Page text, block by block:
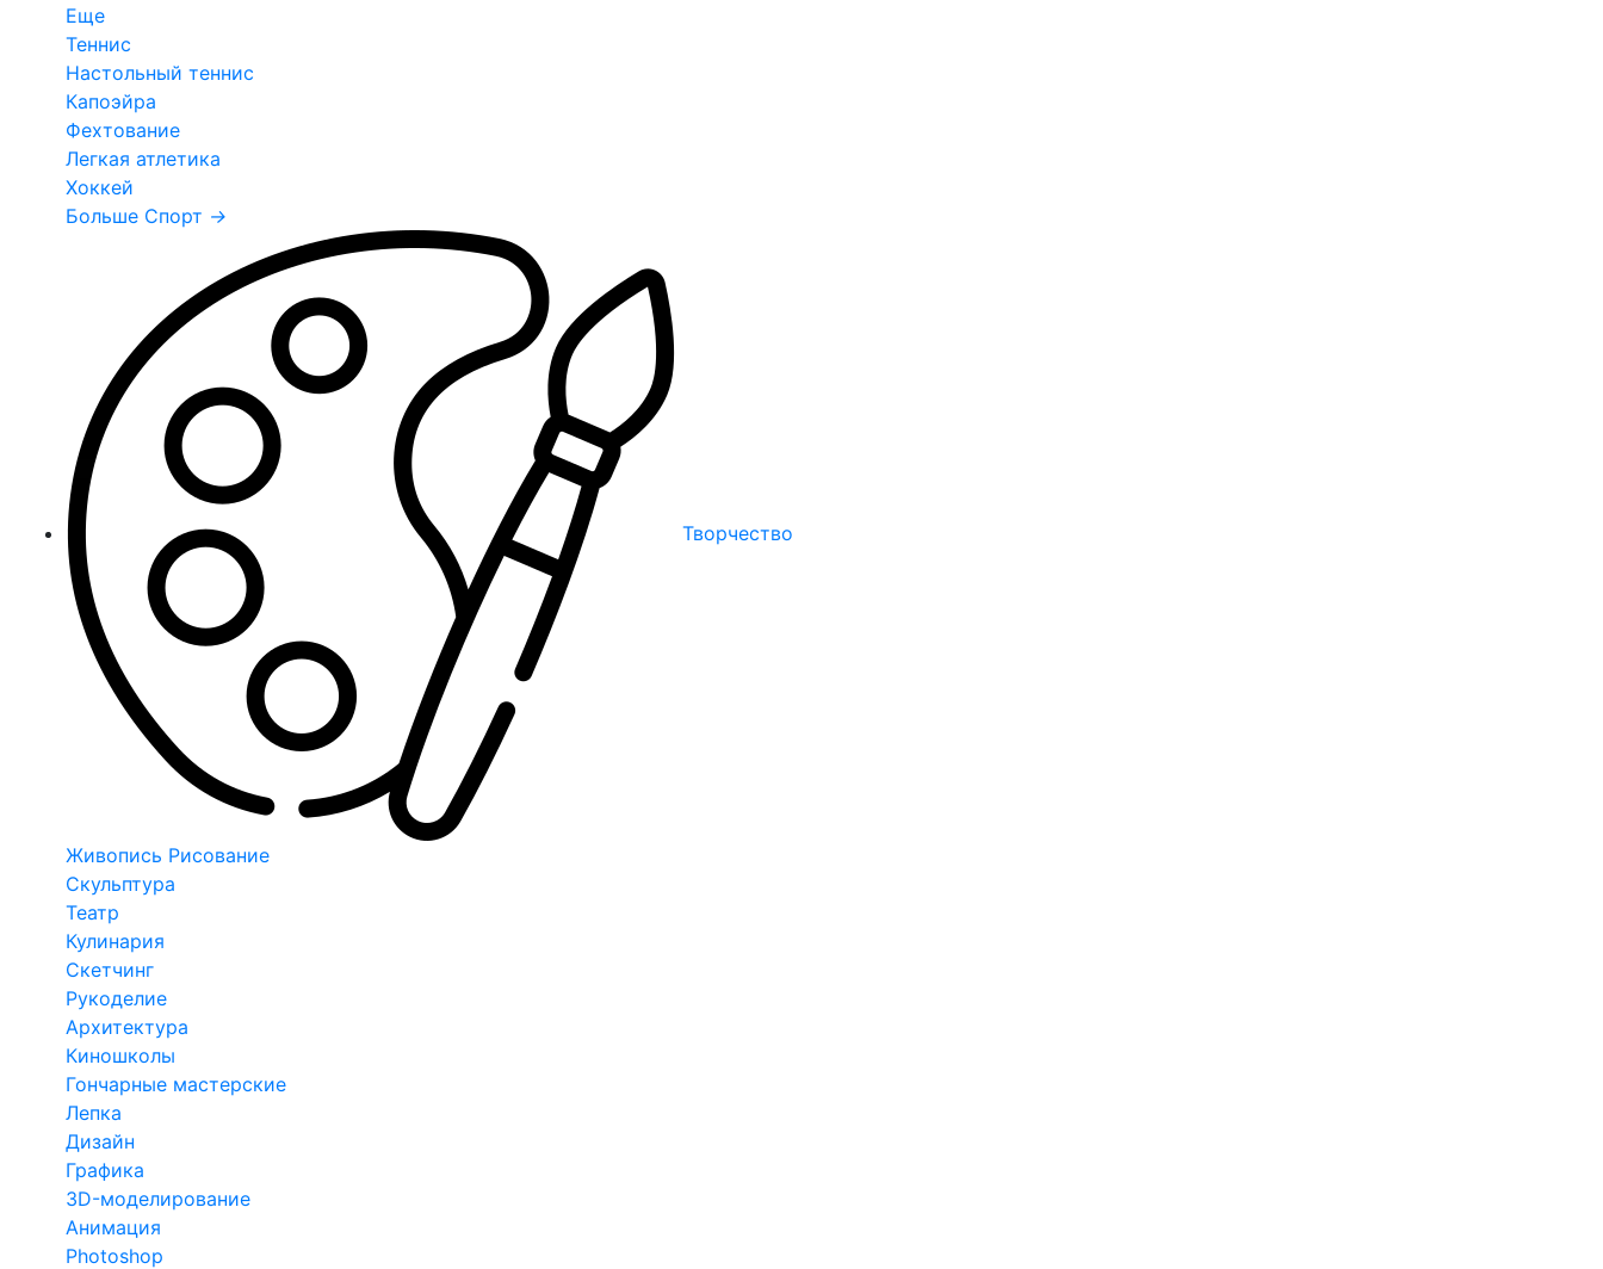
Еще
Теннис
Настольный теннис
Капоэйра
Фехтование
Легкая атлетика
Хоккей
Больше Спорт →
Творчество
Живопись Рисование
Скульптура
Театр
Кулинария
Скетчинг
Рукоделие
Архитектура
Киношколы
Гончарные мастерские
Лепка
Дизайн
Графика
3D-моделирование
Анимация
Photoshop